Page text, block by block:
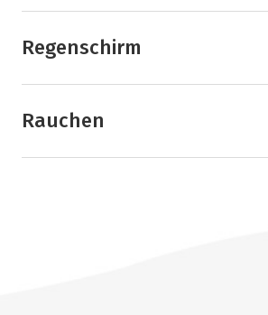
Regenschirm
Rauchen